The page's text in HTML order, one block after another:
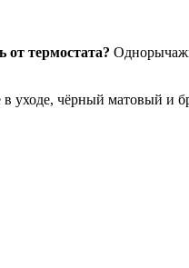
термостата?
уходе, чёрный матовый и